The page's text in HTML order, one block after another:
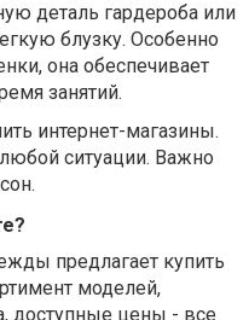
деталь гардероба или
блузку. Особенно
она обеспечивает
занятий.
интернет-магазины.
ситуации. Важно
предлагает купить
моделей,
доступные цены - все